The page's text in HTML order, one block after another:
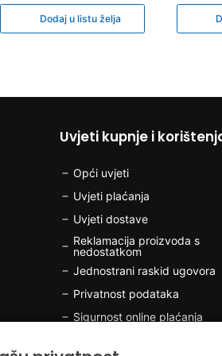
Dodaj u listu želja
Uvjeti kupnje i
Opći uvjeti
Uvjeti plaćanja
Uvjeti dostave
Reklamacija proizvoda s
nedostatkom
Jednostrani raskid ugovora
Privatnost podataka
Sigurnost online plaćanja